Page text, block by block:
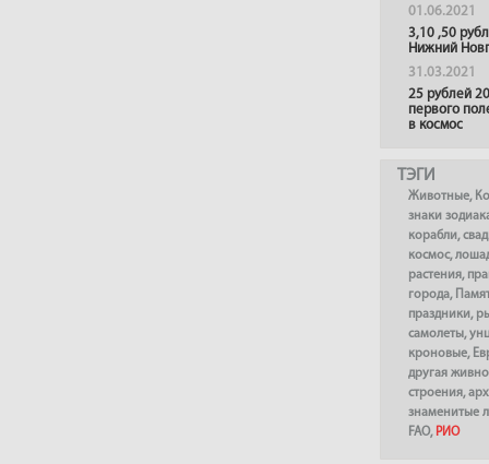
01.06.2021
3,10 ,50
Нижний
31.03.2021
25 рублей
первого
в космос
ТЭГИ
Животные,
знаки
корабли,
космос,
растения,
города,
праздники,
самолеты,
кроновые,
другая
строения,
знаменитые
FAO, РИО